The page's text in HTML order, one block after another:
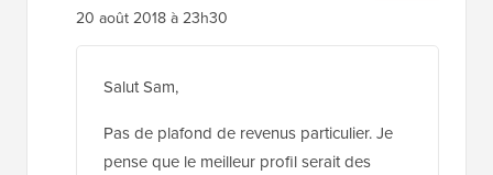
20 août 2018 à 23h30
Salut Sam,
Pas de plafond de revenus particulier. Je
pense que le meilleur profil serait des